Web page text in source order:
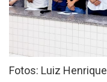
Fotos: Luiz Henrique